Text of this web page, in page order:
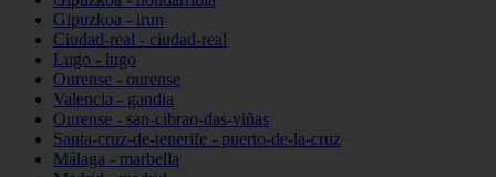
Gipuzkoa - irun
Ciudad-real - ciudad-real
Lugo - lugo
Ourense - ourense
Valencia - gandia
Ourense - san-cibrao-das-viñas
Santa-cruz-de-tenerife - puerto-de-la-cruz
Málaga - marbella